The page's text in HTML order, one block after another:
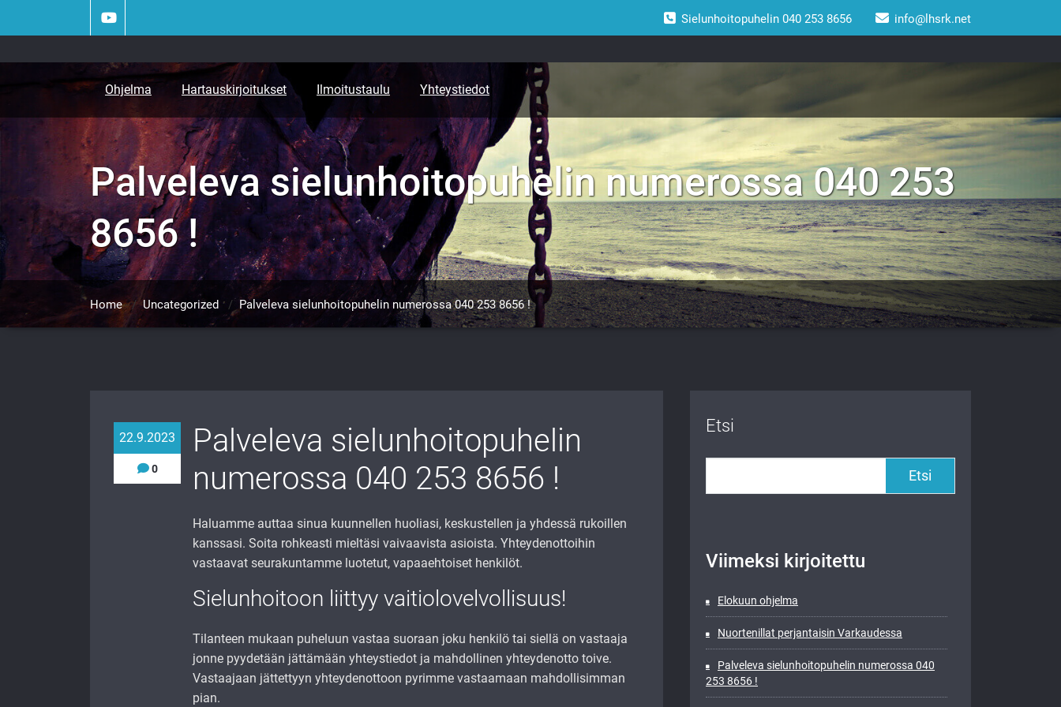
content
Sielunhoitopuhelin 040 253 8656 info@lhsrk.net
Ohjelma Hartauskirjoitukset Ilmoitustaulu Yhteystiedot
Palveleva sielunhoitopuhelin numerossa 040 253
8656 !
Home/Uncategorized / Palveleva sielunhoitopuhelin numerossa 040 253 8656 !
22.9.2023
0
Palveleva sielunhoitopuhelin
numerossa 040 253 8656 !
Haluamme auttaa sinua kuunnellen huoliasi, keskustellen ja yhdessä rukoillen
kanssasi. Soita rohkeasti mieltäsi vaivaavista asioista. Yhteydenottoihin
vastaavat seurakuntamme luotetut, vapaaehtoiset henkilöt.
Sielunhoitoon liittyy vaitiolovelvollisuus!
Tilanteen mukaan puheluun vastaa suoraan joku henkilö tai siellä on vastaaja
jonne pyydetään jättämään yhteystiedot ja mahdollinen yhteydenotto toive.
Vastaajaan jättettyyn yhteydenottoon pyrimme vastaamaan mahdollisimman
pian.
Etsi
Etsi
Viimeksi kirjoitettu
Elokuun ohjelma
Nuortenillat perjantaisin Varkaudessa
Palveleva sielunhoitopuhelin numerossa 040
253 8656 !